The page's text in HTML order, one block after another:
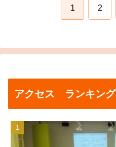
1 2
アクセス ランキング